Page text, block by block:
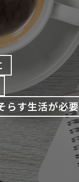
らす生活が必要